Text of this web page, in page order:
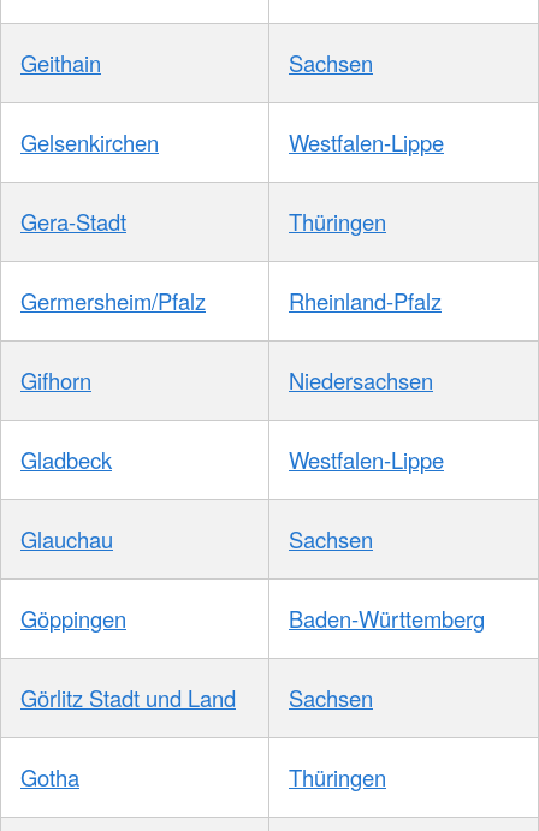
Geithain Sachsen
Gelsenkirchen Westfalen-Lippe
Gera-Stadt Thüringen
Germersheim/Pfalz Rheinland-Pfalz
Gifhorn Niedersachsen
Gladbeck Westfalen-Lippe
Glauchau Sachsen
Göppingen Baden-Württemberg
Görlitz Stadt und Land Sachsen
Gotha Thüringen